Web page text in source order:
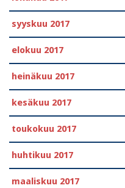
syyskuu 2017
elokuu 2017
heinäkuu 2017
kesäkuu 2017
toukokuu 2017
huhtikuu 2017
maaliskuu 2017